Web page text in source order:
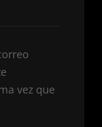
vez que